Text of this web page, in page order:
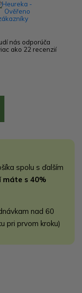
nás odporúča
ako 22 recenzií
spolu s ďalším
máte s 40%
nad 60
pri prvom kroku)